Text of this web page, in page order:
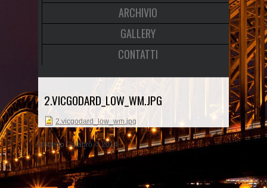
ARCHIVIO
GALLERY
CONTATTI
2.VICGODARD_LOW_WM.JPG
2.vicgodard_low_wm.jpg
Roberto Calabrò © 2014